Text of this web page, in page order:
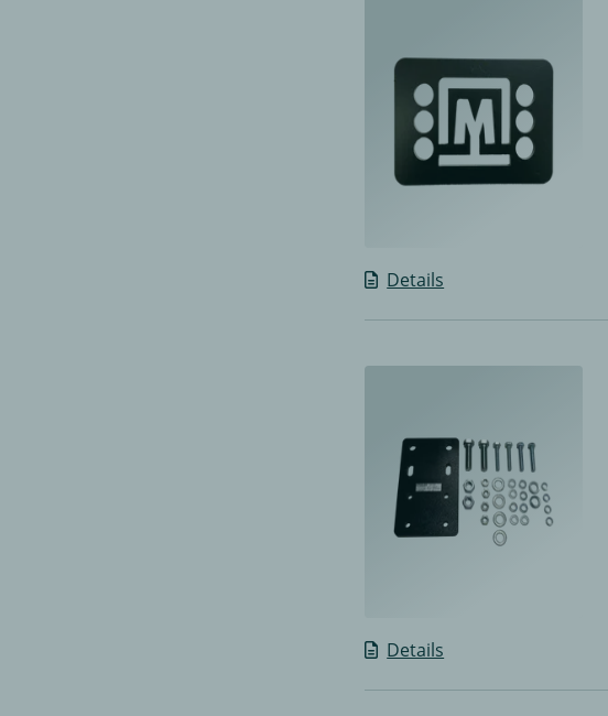
Details
Details